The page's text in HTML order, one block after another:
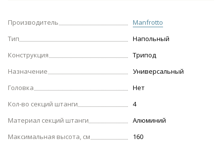
Производитель
Manfrotto
Тип
Напольный
Конструкция
Трипод
Назначение
Универсальный
Головка
Нет
Кол-во секций штанги
4
Материал секций штанги
Алюминий
Максимальная высота, см
160